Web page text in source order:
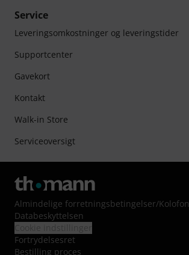
Service
Leveringsomkostninger og leveringstider
Supportcenter
Gavekort
Kontakt
Walk-in Store
Serviceoversigt
Almindelige forretningsbetingelser/Kolofon
Databeskyttelsen
Fortrydelsesret
Bestilling proces